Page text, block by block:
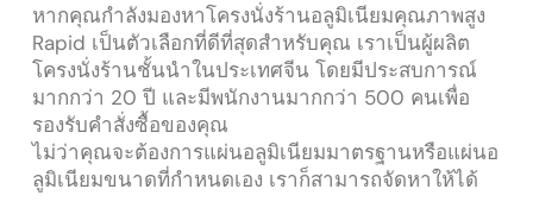
หากคุณกำลังมองหาโครงนั่งร้านอลูมิเนียมคุณภาพสูง
Rapid เป็นตัวเลือกที่ดีที่สุดสำหรับคุณ เราเป็นผู้ผลิต
โครงนั่งร้านชั้นนำในประเทศจีน โดยมีประสบการณ์
มากกว่า 20 ปี และมีพนักงานมากกว่า 500 คนเพื่อ
รองรับคำสั่งซื้อของคุณ
ไม่ว่าคุณจะต้องการแผ่นอลูมิเนียมมาตรฐานหรือแผ่นอ
ลูมิเนียมขนาดที่กำหนดเอง เราก็สามารถจัดหาให้ได้